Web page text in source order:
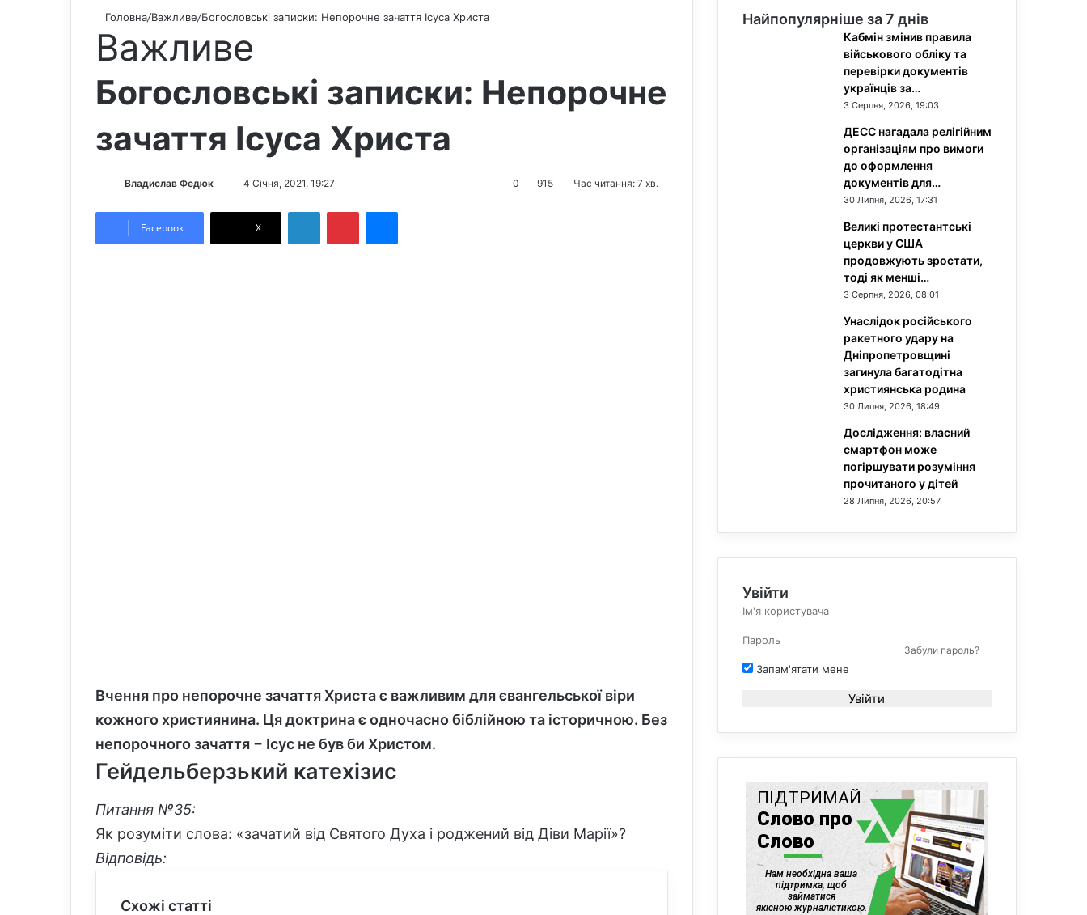
Головна/Важливе/Богословські записки: Непорочне зачаття Ісуса Христа
Важливе
Богословські записки: Непорочне
зачаття Ісуса Христа
Владислав Федюк
d
4 Січня, 2021, 19:27 0 915 Час читання: 7 хв.
Facebook X
Вчення про непорочне зачаття Христа є важливим для євангельської віри
кожного християнина. Ця доктрина є одночасно біблійною та історичною. Без
непорочного зачаття − Ісус не був би Христом.
Гейдельберзький катехізис
Питання №35:
Як розуміти слова: «зачатий від Святого Духа і роджений від Діви Марії»?
Відповідь:
Схожі статті
Найпопулярніше за 7 днів
Кабмін змінив правила
військового обліку та
перевірки документів
українців за…
3 Серпня, 2026, 19:03
ДЕСС нагадала релігійним
організаціям про вимоги
до оформлення
документів для…
30 Липня, 2026, 17:31
Великі протестантські
церкви у США
продовжують зростати,
тоді як менші…
3 Серпня, 2026, 08:01
Унаслідок російського
ракетного удару на
Дніпропетровщині
загинула багатодітна
християнська родина
30 Липня, 2026, 18:49
Дослідження: власний
смартфон може
погіршувати розуміння
прочитаного у дітей
28 Липня, 2026, 20:57
Увійти
Забули пароль?
Запам'ятати мене
Увійти